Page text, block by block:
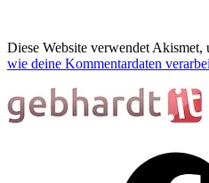
Diese Website verwendet Akismet,
wie deine Kommentardaten